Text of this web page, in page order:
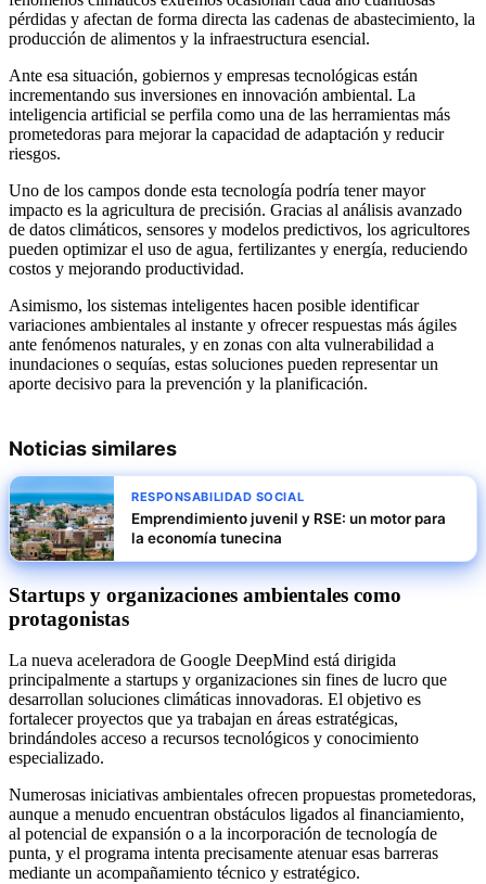
pérdidas y afectan de forma directa las cadenas de abastecimiento, la
producción de alimentos y la infraestructura esencial.
Ante esa situación, gobiernos y empresas tecnológicas están
incrementando sus inversiones en innovación ambiental. La
inteligencia artificial se perfila como una de las herramientas más
prometedoras para mejorar la capacidad de adaptación y reducir
riesgos.
Uno de los campos donde esta tecnología podría tener mayor
impacto es la agricultura de precisión. Gracias al análisis avanzado
de datos climáticos, sensores y modelos predictivos, los agricultores
pueden optimizar el uso de agua, fertilizantes y energía, reduciendo
costos y mejorando productividad.
Asimismo, los sistemas inteligentes hacen posible identificar
variaciones ambientales al instante y ofrecer respuestas más ágiles
ante fenómenos naturales, y en zonas con alta vulnerabilidad a
inundaciones o sequías, estas soluciones pueden representar un
aporte decisivo para la prevención y la planificación.
Noticias similares
RESPONSABILIDAD SOCIAL
Emprendimiento juvenil y RSE: un motor para
la economía tunecina
Startups y organizaciones ambientales como
protagonistas
La nueva aceleradora de Google DeepMind está dirigida
principalmente a startups y organizaciones sin fines de lucro que
desarrollan soluciones climáticas innovadoras. El objetivo es
fortalecer proyectos que ya trabajan en áreas estratégicas,
brindándoles acceso a recursos tecnológicos y conocimiento
especializado.
Numerosas iniciativas ambientales ofrecen propuestas prometedoras,
aunque a menudo encuentran obstáculos ligados al financiamiento,
al potencial de expansión o a la incorporación de tecnología de
punta, y el programa intenta precisamente atenuar esas barreras
mediante un acompañamiento técnico y estratégico.